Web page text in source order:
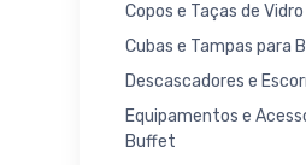
Copos e Taças de Vidro
Cubas e Tampas para
Descascadores e
Equipamentos e
Buffet